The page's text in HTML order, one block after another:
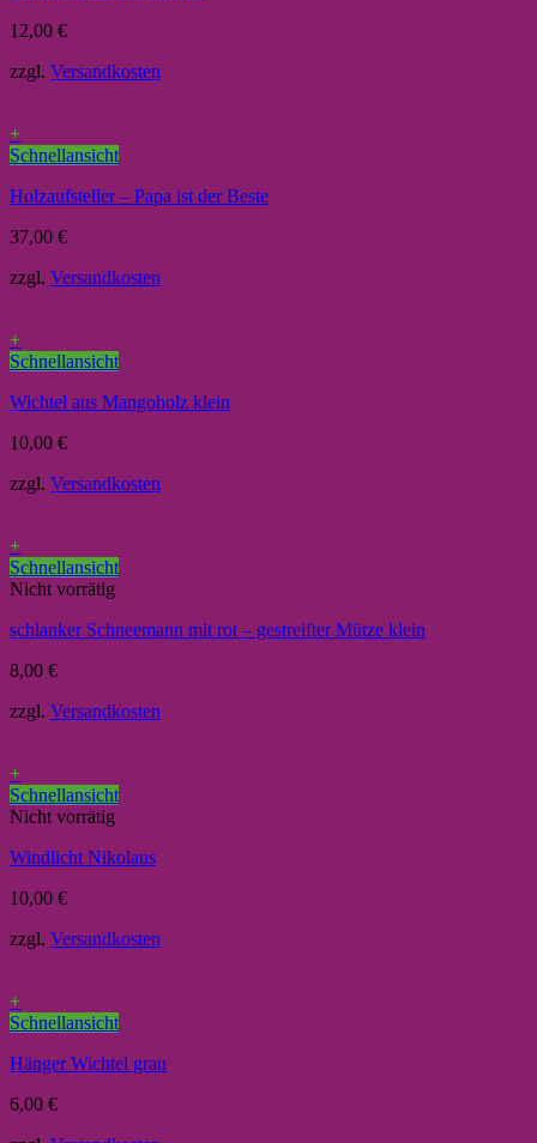
12,00 €
zzgl. Versandkosten
+
Schnellansicht
Holzaufsteller – Papa ist der Beste
37,00 €
zzgl. Versandkosten
+
Schnellansicht
Wichtel aus Mangoholz klein
10,00 €
zzgl. Versandkosten
+
Schnellansicht
Nicht vorrätig
schlanker Schneemann mit rot – gestreifter Mütze klein
8,00 €
zzgl. Versandkosten
+
Schnellansicht
Nicht vorrätig
Windlicht Nikolaus
10,00 €
zzgl. Versandkosten
+
Schnellansicht
Hänger Wichtel grau
6,00 €